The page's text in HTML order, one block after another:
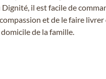
Dignité, il est facile de
et de le faire
de la famille.